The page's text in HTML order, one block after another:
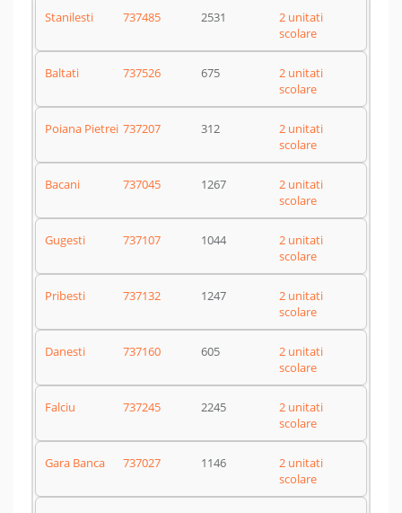
Stanilesti 737485 2531
2 unitati
scolare
Baltati 737526 675
2 unitati
scolare
Poiana Pietrei 737207 312
2 unitati
scolare
Bacani 737045 1267
2 unitati
scolare
Gugesti 737107 1044
2 unitati
scolare
Pribesti 737132 1247
2 unitati
scolare
Danesti 737160 605
2 unitati
scolare
Falciu 737245 2245
2 unitati
scolare
Gara Banca 737027 1146
2 unitati
scolare